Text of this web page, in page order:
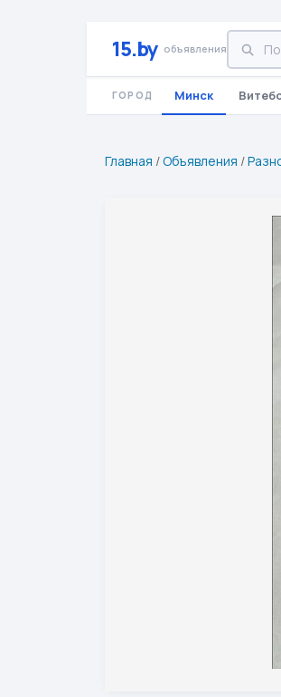
15.by объявления
ГОРОД Минск
Главная /Объявления /